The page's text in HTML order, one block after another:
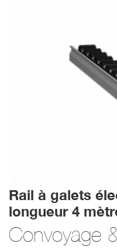
Rail à galets
longueur 4
Convoyage